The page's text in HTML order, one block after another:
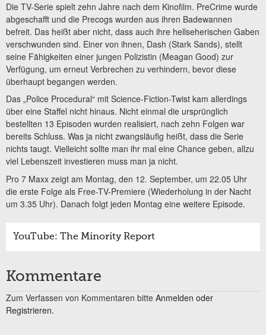
Die TV-Serie spielt zehn Jahre nach dem Kinofilm. PreCrime wurde
abgeschafft und die Precogs wurden aus ihren Badewannen
befreit. Das heißt aber nicht, dass auch ihre hellseherischen Gaben
verschwunden sind. Einer von ihnen, Dash (Stark Sands), stellt
seine Fähigkeiten einer jungen Polizistin (Meagan Good) zur
Verfügung, um erneut Verbrechen zu verhindern, bevor diese
überhaupt begangen werden.
Das „Police Procedural“ mit Science-Fiction-Twist kam allerdings
über eine Staffel nicht hinaus. Nicht einmal die ursprünglich
bestellten 13 Episoden wurden realisiert, nach zehn Folgen war
bereits Schluss. Was ja nicht zwangsläufig heißt, dass die Serie
nichts taugt. Vielleicht sollte man ihr mal eine Chance geben, allzu
viel Lebenszeit investieren muss man ja nicht.
Pro 7 Maxx zeigt am Montag, den 12. September, um 22.05 Uhr
die erste Folge als Free-TV-Premiere (Wiederholung in der Nacht
um 3.35 Uhr). Danach folgt jeden Montag eine weitere Episode.
YouTube: The Minority Report
Kommentare
Zum Verfassen von Kommentaren bitte Anmelden oder
Registrieren.